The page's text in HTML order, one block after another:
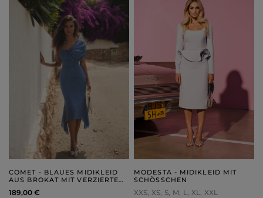
COMET - BLAUES MIDIKLEID
AUS BROKAT MIT VERZIERTEM
189,00 €
MODESTA - MIDIKLEID MIT
SCHÖSSCHEN
XXS XS S M L XL XXL